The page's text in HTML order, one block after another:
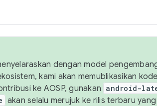
dengan model
kami akan memublikasikan
ke AOSP, gunakan android-
akan selalu merujuk ke rilis terbaru